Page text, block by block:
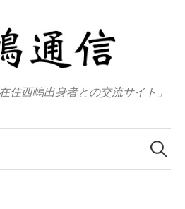
住西嶋出身者との交流サイト」
索